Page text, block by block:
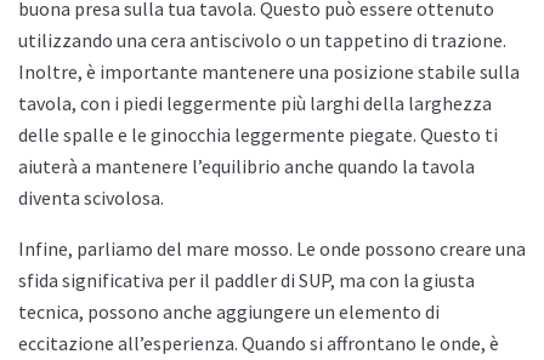
buona presa sulla tua tavola. Questo può essere ottenuto
utilizzando una cera antiscivolo o un tappetino di trazione.
Inoltre, è importante mantenere una posizione stabile sulla
tavola, con i piedi leggermente più larghi della larghezza
delle spalle e le ginocchia leggermente piegate. Questo ti
aiuterà a mantenere l’equilibrio anche quando la tavola
diventa scivolosa.
Infine, parliamo del mare mosso. Le onde possono creare una
sfida significativa per il paddler di SUP, ma con la giusta
tecnica, possono anche aggiungere un elemento di
eccitazione all’esperienza. Quando si affrontano le onde, è